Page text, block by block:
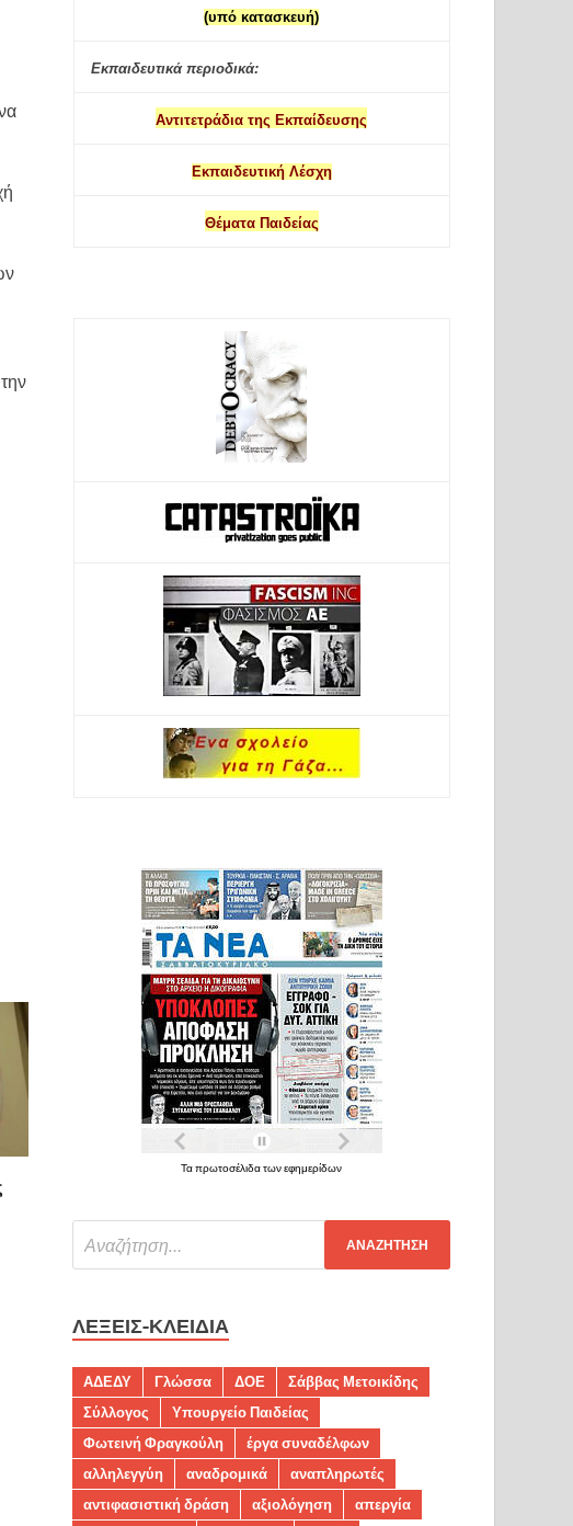
(υπό κατασκευή)
Εκπαιδευτικά περιοδικά:
Αντιτετράδια της Εκπαίδευσης
Εκπαιδευτική Λέσχη
Θέματα Παιδείας
Τα πρωτοσέλιδα των εφημερίδων
ΛΈΞΕΙΣ-ΚΛΕΙΔΙΆ
ΑΔΕΔΥ Γλώσσα ΔΟΕ
Σάββας Μετοικίδης
Σύλλογος
Υπουργείο Παιδείας
Φωτεινή Φραγκούλη
έργα συναδέλφων
αλληλεγγύη
αναδρομικά
αναπληρωτές
αντιφασιστική δράση
αξιολόγηση
απεργία